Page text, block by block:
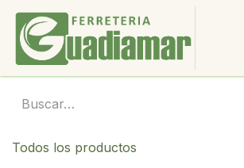
Ir al contenido
Todos los productos